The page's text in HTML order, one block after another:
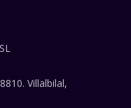
Villalbilal,